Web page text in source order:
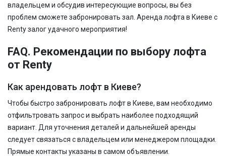
владельцем и обсудив интересующие вопросы, вы без
проблем сможете забронировать зал. Аренда лофта в Киеве с
Renty залог удачного мероприятия!
FAQ. Рекомендации по выбору лофта
от Renty
Как арендовать лофт в Киеве?
Чтобы быстро забронировать лофт в Киеве, вам необходимо
отфильтровать запрос и выбрать наиболее подходящий
вариант. Для уточнения деталей и дальнейшей аренды
следует связаться с владельцем или менеджером площадки.
Прямые контакты указаны в самом объявлении.